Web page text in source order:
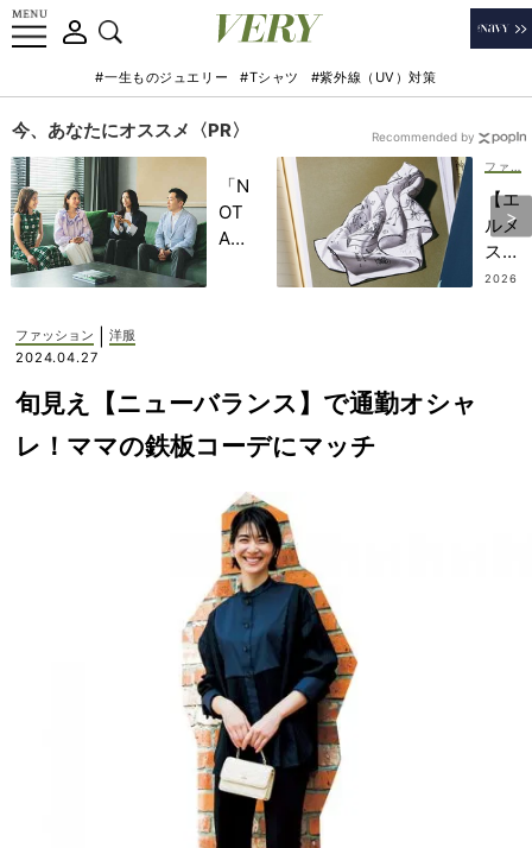
#一生ものジュエリー #Tシャツ #紫外線（UV）対策
今、あなたにオススメ〈PR〉
「N
OT
A
記憶
に一
生残
【極
上の
家族
旅】
を
【エ
ルメ
ス】
10
2026
Recommended by
ファッション
洋服
2024.04.27
旬見え【ニューバランス】で通勤オシャ
レ！ママの鉄板コーデにマッチ